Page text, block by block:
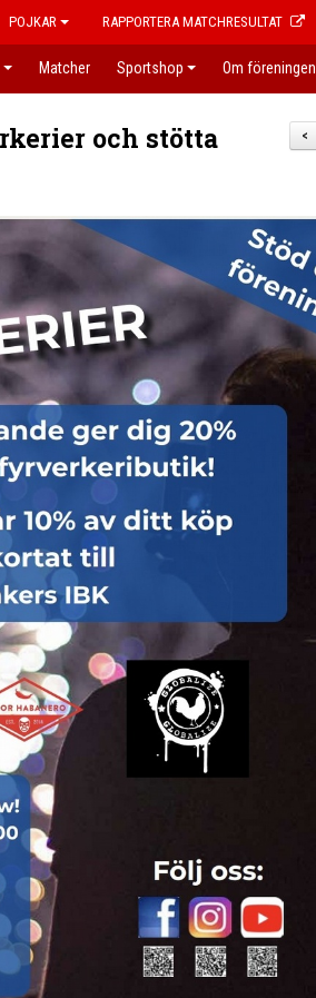
POJKAR RAPPORTERA MATCHRESULTAT
Matcher Sportshop Om föreningen
<
och stötta